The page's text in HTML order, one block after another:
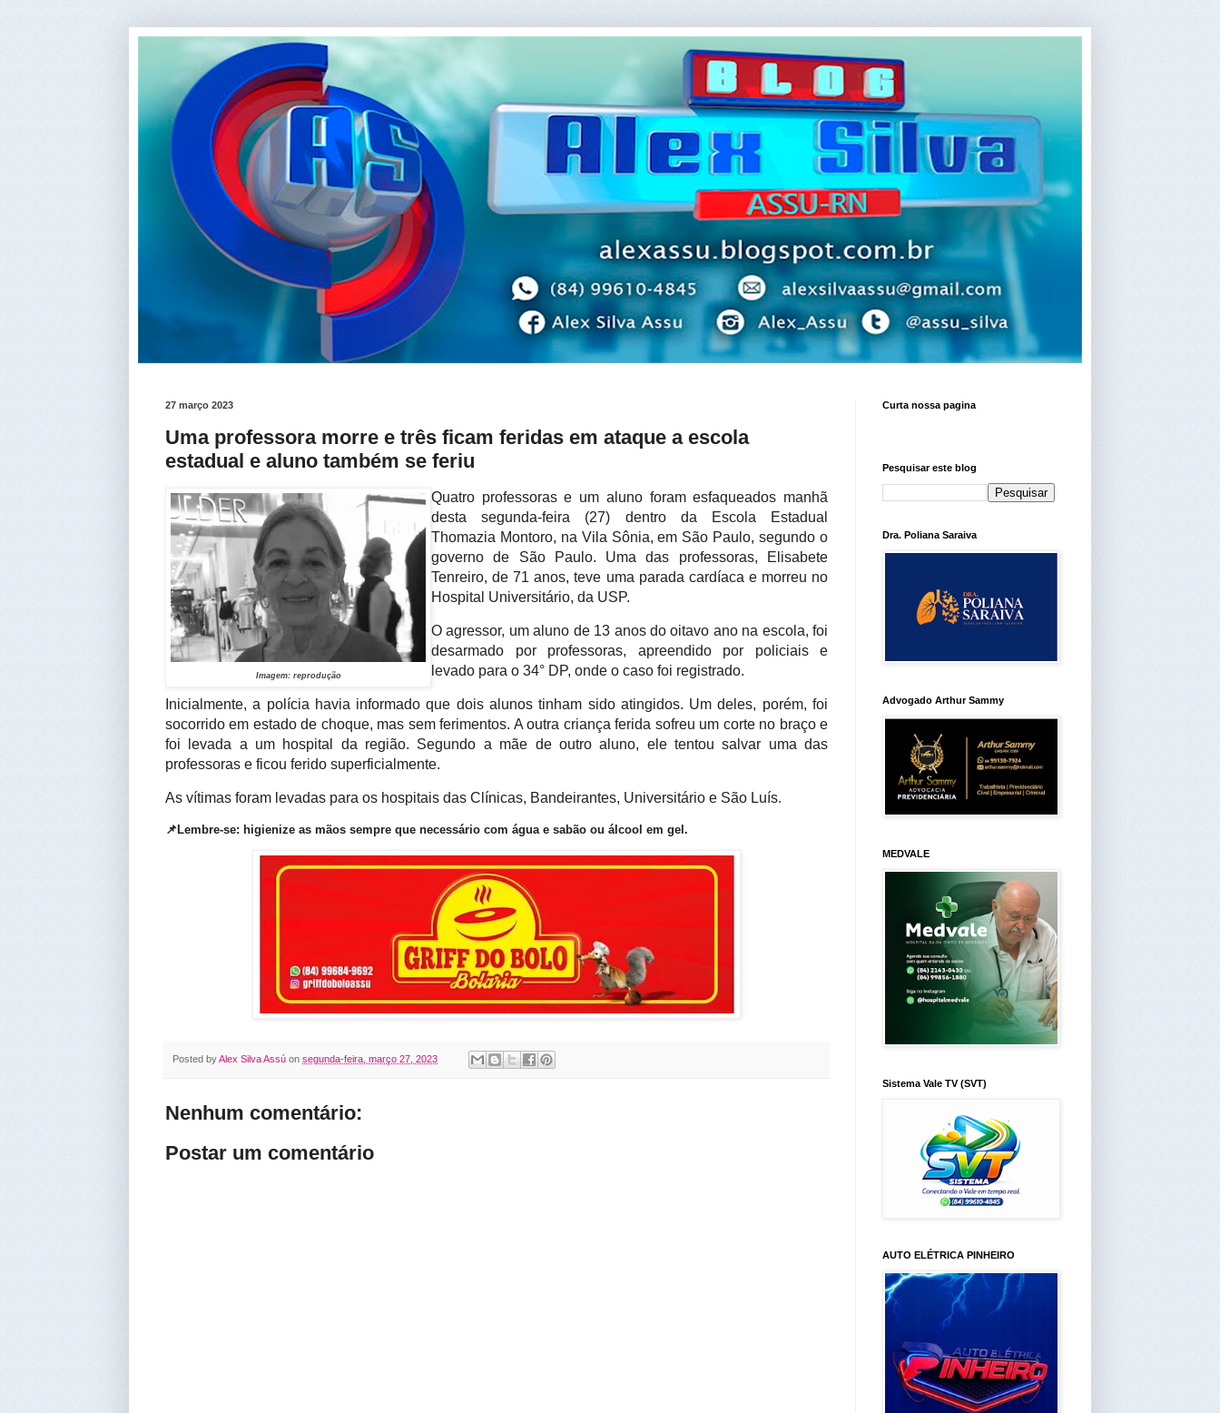
27 março 2023
Uma professora morre e três ficam feridas em ataque a escola
estadual e aluno também se feriu
Imagem: reprodução
Quatro professoras e um aluno foram esfaqueados manhã
desta segunda-feira (27) dentro da Escola Estadual
Thomazia Montoro, na Vila Sônia, em São Paulo, segundo o
governo de São Paulo. Uma das professoras, Elisabete
Tenreiro, de 71 anos, teve uma parada cardíaca e morreu no
Hospital Universitário, da USP.
O agressor, um aluno de 13 anos do oitavo ano na escola, foi
desarmado por professoras, apreendido por policiais e
levado para o 34° DP, onde o caso foi registrado.
Inicialmente, a polícia havia informado que dois alunos tinham sido atingidos. Um deles, porém, foi
socorrido em estado de choque, mas sem ferimentos. A outra criança ferida sofreu um corte no braço e
foi levada a um hospital da região. Segundo a mãe de outro aluno, ele tentou salvar uma das
professoras e ficou ferido superficialmente.
As vítimas foram levadas para os hospitais das Clínicas, Bandeirantes, Universitário e São Luís.
📌Lembre-se: higienize as mãos sempre que necessário com água e sabão ou álcool em gel.
Posted byAlex Silva Assú on segunda-feira, março 27, 2023
Nenhum comentário:
Postar um comentário
Curta nossa pagina
Pesquisar este blog
Dra. Poliana Saraiva
Advogado Arthur Sammy
MEDVALE
Sistema Vale TV (SVT)
AUTO ELÉTRICA PINHEIRO